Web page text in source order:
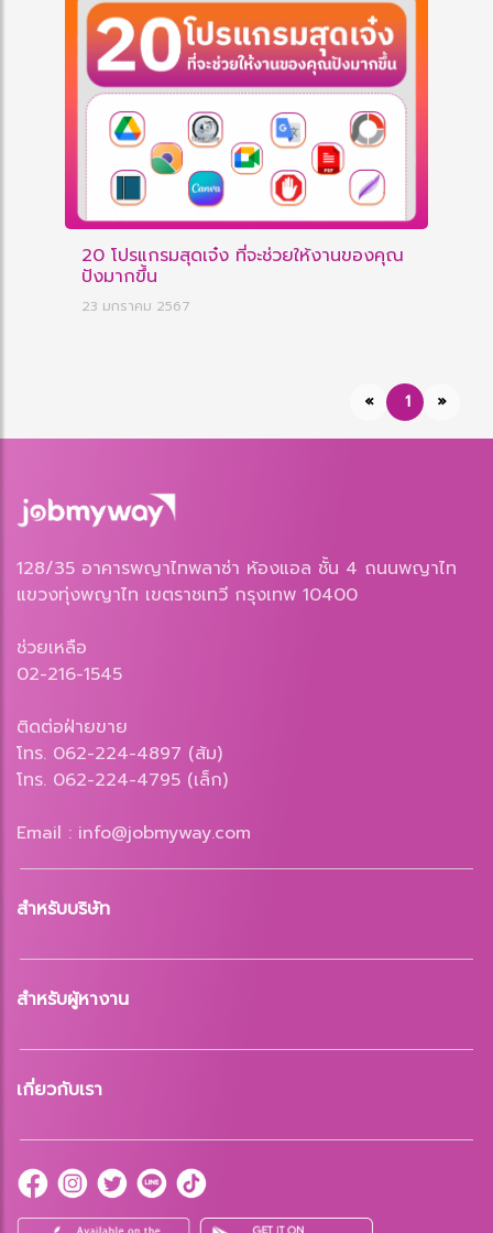
20 โปรแกรมสุดเจ๋ง ที่จะช่วยให้งานของคุณ
ปังมากขึ้น
23 มกราคม 2567
« 1 »
128/35 อาคารพญาไทพลาซ่า ห้องแอล ชั้น 4 ถนนพญาไท
แขวงทุ่งพญาไท เขตราชเทวี กรุงเทพ 10400
ช่วยเหลือ
02-216-1545
ติดต่อฝ่ายขาย
โทร. 062-224-4897 (ส้ม)
โทร. 062-224-4795 (เล็ก)
Email : info@jobmyway.com
สำหรับบริษัท
สำหรับผู้หางาน
เกี่ยวกับเรา